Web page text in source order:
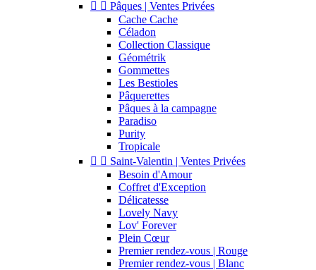
  Pâques | Ventes Privées
Cache Cache
Céladon
Collection Classique
Géométrik
Gommettes
Les Bestioles
Pâquerettes
Pâques à la campagne
Paradiso
Purity
Tropicale
  Saint-Valentin | Ventes Privées
Besoin d'Amour
Coffret d'Exception
Délicatesse
Lovely Navy
Lov' Forever
Plein Cœur
Premier rendez-vous | Rouge
Premier rendez-vous | Blanc